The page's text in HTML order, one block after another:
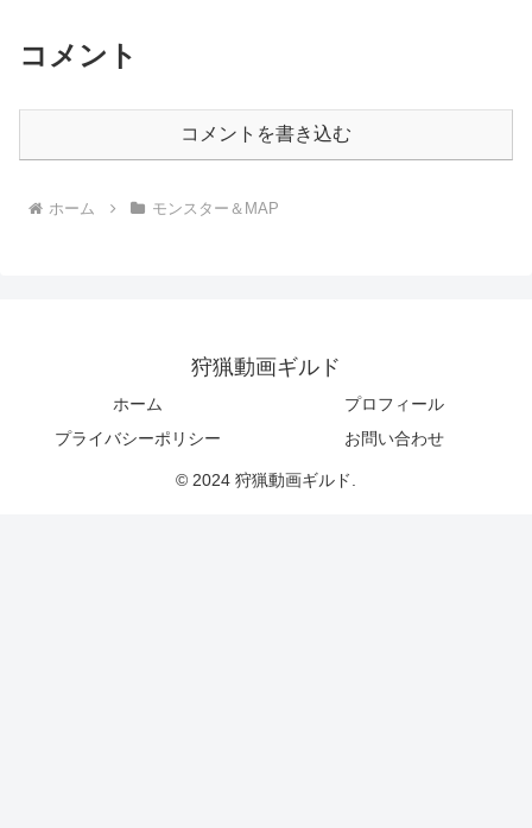
コメント
コメントを書き込む
ホーム モンスター＆MAP
狩猟動画ギルド
ホーム
プロフィール
プライバシーポリシー
お問い合わせ
© 2024 狩猟動画ギルド.